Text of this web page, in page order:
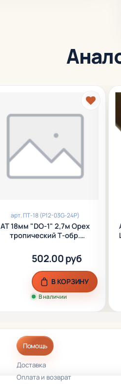
арт.ПТ-18 (P12-03G-24P)
АТ 18мм "DO-1" 2,7м Орех
тропический Т-обр.
502.00 руб
В наличии
В КОРЗИНУ
Помощь
Доставка
Оплата и возврат